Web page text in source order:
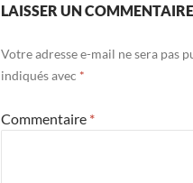
LAISSER UN COMMENTAIRE
Votre adresse e-mail ne sera pas
indiqués avec *
Commentaire *